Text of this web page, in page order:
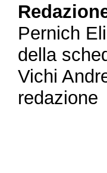
Pernich
della
Vichi
redazione